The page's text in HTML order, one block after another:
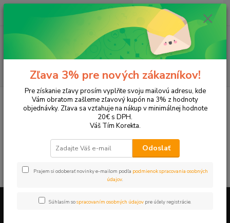
Hľadať
ks
za 0,00 EUR
Tonery a náplne do tlačiarní Canon L380S
V tejto kategórii nebol nájdený žiadny tovar.
Zľava 3% pre nových zákazníkov!
Pre získanie zľavy prosím vyplňte svoju mailovú adresu, kde
Vám obratom zašleme zľavový kupón na 3% z hodnoty
objednávky. Zľava sa vzťahuje na nákup v minimálnej hodnote
20€ s DPH.
Váš Tím Korekta.
Odoslať
Prajem si odoberať novinky e-mailom podľa podmienok spracovania osobných
údajov.
Súhlasím sospracovaním osobných údajov pre účely registrácie.